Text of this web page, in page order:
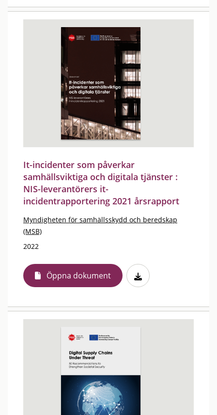
It-incidenter som påverkar
samhällsviktiga och digitala tjänster :
NIS-leverantörers it-
incidentrapportering 2021 årsrapport
Myndigheten för samhällsskydd och beredskap
(MSB)
2022
Öppna dokument